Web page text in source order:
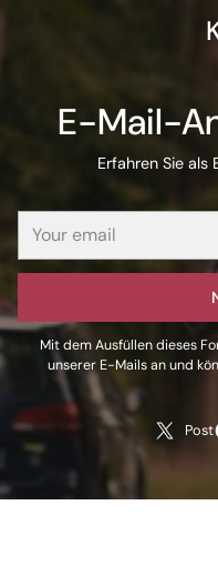
E-Mail-
Erfahren Sie als
Mit dem Ausfüllen dieses
unserer E-Mails an und
Post